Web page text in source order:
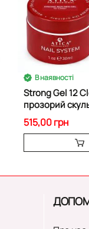
В наявності
Strong Gel 12
прозорий
гель
515,00 грн